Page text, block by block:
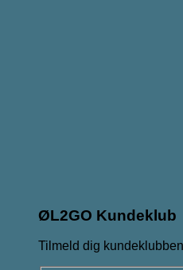
ØL2GO Kundeklub
Tilmeld dig